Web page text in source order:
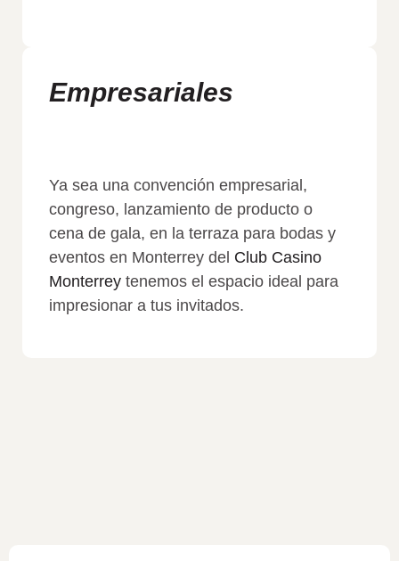
Empresariales
Ya sea una convención empresarial,
congreso, lanzamiento de producto o
cena de gala, en la terraza para bodas y
eventos en Monterrey del Club Casino
Monterrey tenemos el espacio ideal para
impresionar a tus invitados.